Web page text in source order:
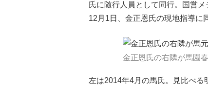
氏に随行人員として同行。国営
12月1日、金正恩氏の現地指導に
金正恩氏の右隣が馬園春
左は2014年4月の馬氏。見比べる